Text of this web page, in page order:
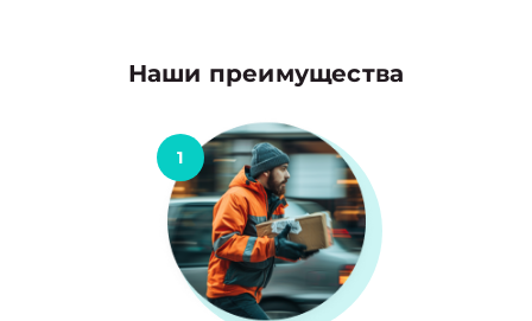
Наши преимущества
1